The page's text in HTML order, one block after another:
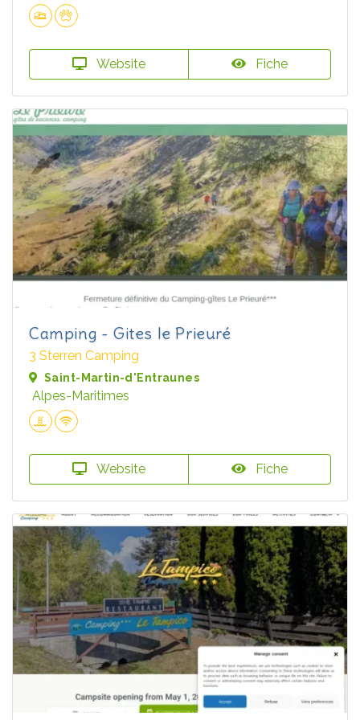
Website Fiche
Camping - Gites le Prieuré
3 Sterren Camping
Saint-Martin-d'Entraunes
Alpes-Maritimes
Website Fiche